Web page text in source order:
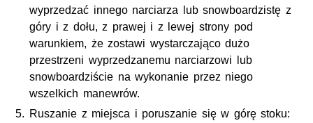
wyprzedzać innego narciarza lub snowboardzistę z
góry i z dołu, z prawej i z lewej strony pod
warunkiem, że zostawi wystarczająco dużo
przestrzeni wyprzedzanemu narciarzowi lub
snowboardziście na wykonanie przez niego
wszelkich manewrów.
Ruszanie z miejsca i poruszanie się w górę stoku: